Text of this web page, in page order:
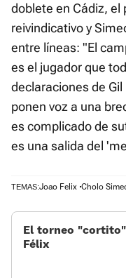
doblete en Cádiz,
reivindicativo y
entre líneas: "El
es el jugador que
declaraciones de
ponen voz a una
es complicado de
es una salida del
TEMAS:Joao Felix Cholo
El torneo
Félix